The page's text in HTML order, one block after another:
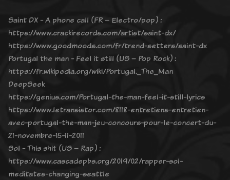
Saint DX - A phone call (FR – Electro/pop) :
https://www.crackirecords.com/artist/saint-dx/
https://www.goodmoods.com/fr/trend-setters/saint-dx
Portugal the man - Feel it still (US – Pop Rock) :
https://fr.wikipedia.org/wiki/Portugal._The_Man
DeepSeek
https://genius.com/Portugal-the-man-feel-it-still-lyrics
https://www.letransistor.com/8118-entretiens-entretien-
avec-portugal-the-man-jeu-concours-pour-le-concert-du-
21-novembre-15-11-2011
Sol - This shit (US – Rap) :
https://www.cascadepbs.org/2019/02/rapper-sol-
meditates-changing-seattle